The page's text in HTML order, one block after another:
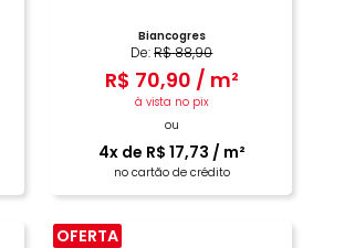
Biancogres
De:R$88,90
R$ 70,90 / m²
à vista no pix
ou
4x de R$ 17,73 / m²
no cartão de crédito
OFERTA